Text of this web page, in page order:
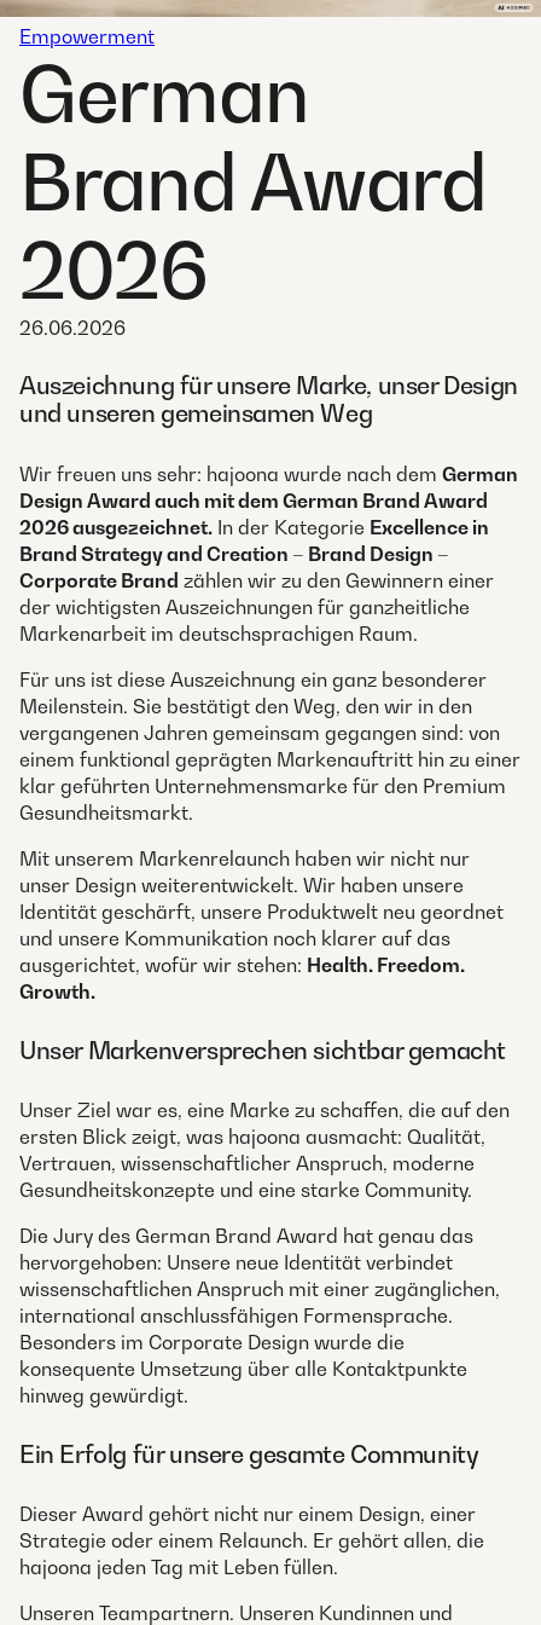
Empowerment
German
Brand Award
2026
26.06.2026
Auszeichnung für unsere Marke, unser Design
und unseren gemeinsamen Weg
Wir freuen uns sehr: hajoona wurde nach dem German
Design Award auch mit dem German Brand Award
2026 ausgezeichnet. In der Kategorie Excellence in
Brand Strategy and Creation – Brand Design –
Corporate Brand zählen wir zu den Gewinnern einer
der wichtigsten Auszeichnungen für ganzheitliche
Markenarbeit im deutschsprachigen Raum.
Für uns ist diese Auszeichnung ein ganz besonderer
Meilenstein. Sie bestätigt den Weg, den wir in den
vergangenen Jahren gemeinsam gegangen sind: von
einem funktional geprägten Markenauftritt hin zu einer
klar geführten Unternehmensmarke für den Premium
Gesundheitsmarkt.
Mit unserem Markenrelaunch haben wir nicht nur
unser Design weiterentwickelt. Wir haben unsere
Identität geschärft, unsere Produktwelt neu geordnet
und unsere Kommunikation noch klarer auf das
ausgerichtet, wofür wir stehen: Health. Freedom.
Growth.
Unser Markenversprechen sichtbar gemacht
Unser Ziel war es, eine Marke zu schaffen, die auf den
ersten Blick zeigt, was hajoona ausmacht: Qualität,
Vertrauen, wissenschaftlicher Anspruch, moderne
Gesundheitskonzepte und eine starke Community.
Die Jury des German Brand Award hat genau das
hervorgehoben: Unsere neue Identität verbindet
wissenschaftlichen Anspruch mit einer zugänglichen,
international anschlussfähigen Formensprache.
Besonders im Corporate Design wurde die
konsequente Umsetzung über alle Kontaktpunkte
hinweg gewürdigt.
Ein Erfolg für unsere gesamte Community
Dieser Award gehört nicht nur einem Design, einer
Strategie oder einem Relaunch. Er gehört allen, die
hajoona jeden Tag mit Leben füllen.
Unseren Teampartnern. Unseren Kundinnen und